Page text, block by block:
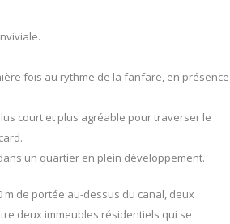
fois au rythme de la fanfare, en présence
court et plus agréable pour traverser le
un quartier en plein développement.
m de portée au-dessus du canal, deux
deux immeubles résidentiels qui se